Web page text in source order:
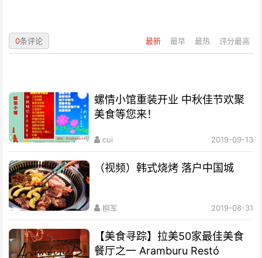
最新 最早 最热 评分最高
0条评论
螺情小馆重装开业 中秋佳节欢聚
美食等您来！
cui 2019-09-13
（视频）韩式烧烤 落户中国城
柳军 2019-08-31
【美食寻踪】拉美50家最佳美食
餐厅之一 Aramburu Restó